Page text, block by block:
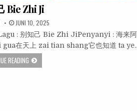
Bie Zhi Ji
JUNI 10, 2025
: 别知己 Bie Zhi JiPenyanyi : 海来
在天上 zai tian shang它也知道 ta
READING